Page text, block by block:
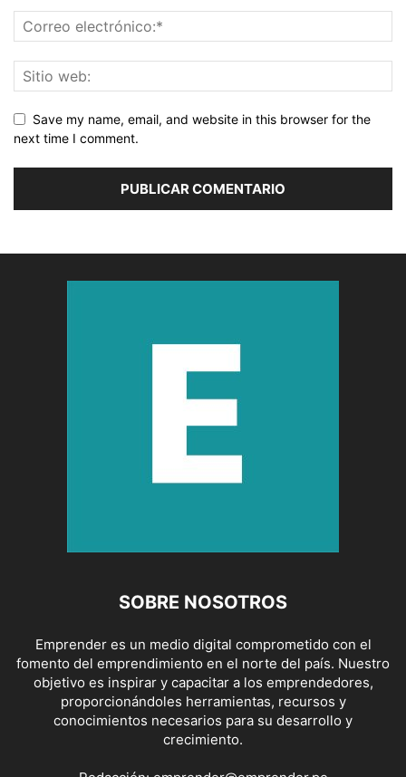
Save my name, email, and website in this browser for the
next time I comment.
SOBRE NOSOTROS
Emprender es un medio digital comprometido con el
fomento del emprendimiento en el norte del país. Nuestro
objetivo es inspirar y capacitar a los emprendedores,
proporcionándoles herramientas, recursos y
conocimientos necesarios para su desarrollo y
crecimiento.